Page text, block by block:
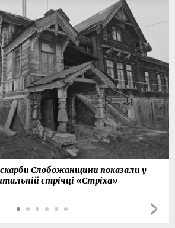
Слобожанщини показали у
стрічці «Стріха»